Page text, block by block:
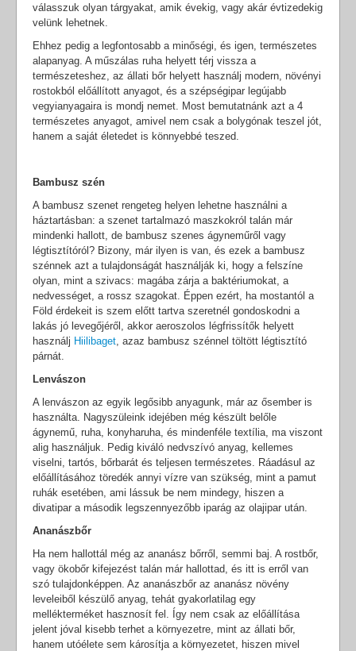
válasszuk olyan tárgyakat, amik évekig, vagy akár évtizedekig
velünk lehetnek.
Ehhez pedig a legfontosabb a minőségi, és igen, természetes
alapanyag. A műszálas ruha helyett térj vissza a
természeteshez, az állati bőr helyett használj modern, növényi
rostokból előállított anyagot, és a szépségipar legújabb
vegyianyagaira is mondj nemet. Most bemutatnánk azt a 4
természetes anyagot, amivel nem csak a bolygónak teszel jót,
hanem a saját életedet is könnyebbé teszed.
Bambusz szén
A bambusz szenet rengeteg helyen lehetne használni a
háztartásban: a szenet tartalmazó maszkokról talán már
mindenki hallott, de bambusz szenes ágyneműről vagy
légtisztítóról? Bizony, már ilyen is van, és ezek a bambusz
szénnek azt a tulajdonságát használják ki, hogy a felszíne
olyan, mint a szivacs: magába zárja a baktériumokat, a
nedvességet, a rossz szagokat. Éppen ezért, ha mostantól a
Föld érdekeit is szem előtt tartva szeretnél gondoskodni a
lakás jó levegőjéről, akkor aeroszolos légfrissítők helyett
használj Hiilibaget , azaz bambusz szénnel töltött légtisztító
párnát.
Lenvászon
A lenvászon az egyik legősibb anyagunk, már az ősember is
használta. Nagyszüleink idejében még készült belőle
ágynemű, ruha, konyharuha, és mindenféle textília, ma viszont
alig használjuk. Pedig kiváló nedvszívó anyag, kellemes
viselni, tartós, bőrbarát és teljesen természetes. Ráadásul az
előállításához töredék annyi vízre van szükség, mint a pamut
ruhák esetében, ami lássuk be nem mindegy, hiszen a
divatipar a második legszennyezőbb iparág az olajipar után.
Ananászbőr
Ha nem hallottál még az ananász bőrről, semmi baj. A rostbőr,
vagy ökobőr kifejezést talán már hallottad, és itt is erről van
szó tulajdonképpen. Az ananászbőr az ananász növény
leveleiből készülő anyag, tehát gyakorlatilag egy
mellékterméket hasznosít fel. Így nem csak az előállítása
jelent jóval kisebb terhet a környezetre, mint az állati bőr,
hanem utóélete sem károsítja a környezetet, hiszen mivel